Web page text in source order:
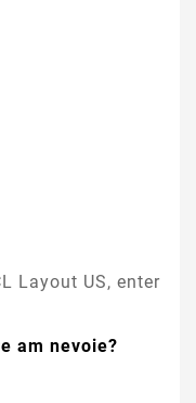
Layout US, enter
am nevoie?